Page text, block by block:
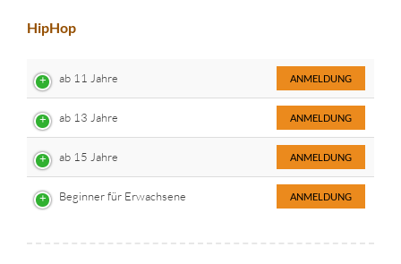
HipHop
ab 11 Jahre ANMELDUNG
ab 13 Jahre ANMELDUNG
ab 15 Jahre ANMELDUNG
Beginner für Erwachsene ANMELDUNG